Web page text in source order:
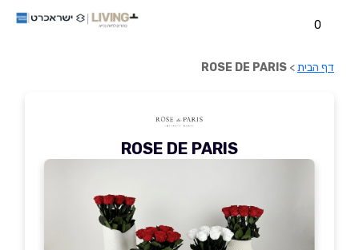
0
דף הבית>
ROSE DE PARIS
ROSE DE PARIS